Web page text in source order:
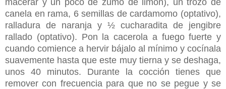
canela en rama, 6 semillas de cardamomo (optativo),
ralladura de naranja y ½ cucharadita de jengibre
rallado (optativo). Pon la cacerola a fuego fuerte y
cuando comience a hervir bájalo al mínimo y cocínala
suavemente hasta que este muy tierna y se deshaga,
unos 40 minutos. Durante la cocción tienes que
remover con frecuencia para que no se pegue y se